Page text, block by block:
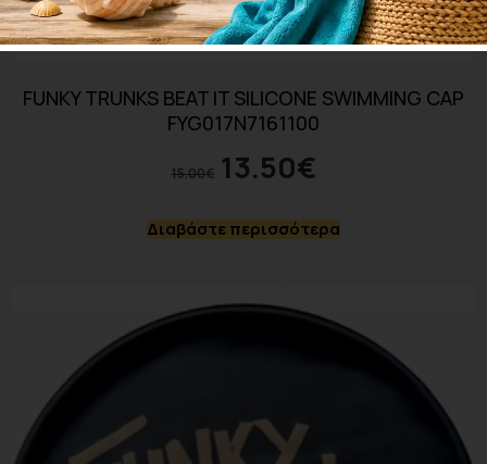
FUNKY TRUNKS BEAT IT SILICONE SWIMMING CAP
FYG017N7161100
15.00€ 13.50€
Διαβάστε περισσότερα